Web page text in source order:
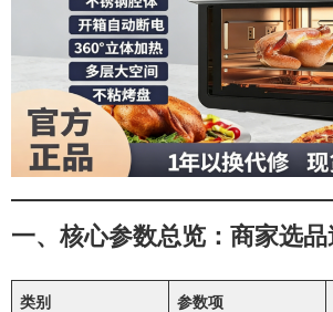
一、核心参数总览：商家选
类别 参数项